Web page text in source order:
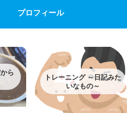
プロフィール
ら
トレーニング ～日記みた
いなもの～